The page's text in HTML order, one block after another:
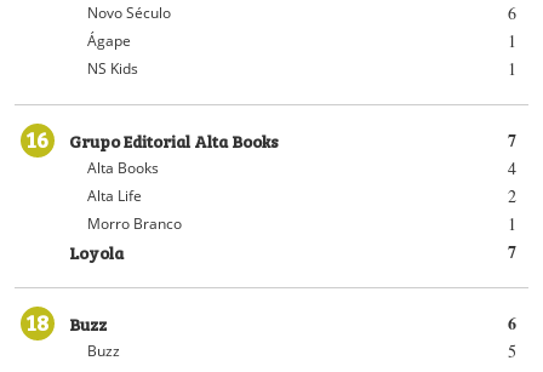
6
Novo Século
1
Ágape
1
NS Kids
16 7
Grupo Editorial Alta Books
4
Alta Books
2
Alta Life
1
Morro Branco
7
Loyola
18 6
Buzz
5
Buzz